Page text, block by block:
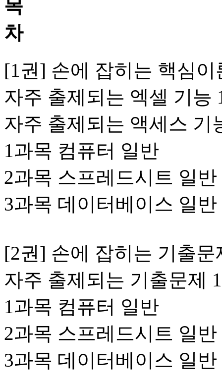
[1권] 손에 잡히는 핵심이
자주 출제되는 엑셀 기능
자주 출제되는 액세스 기
1과목 컴퓨터 일반
2과목 스프레드시트 일반
3과목 데이터베이스 일반
[2권] 손에 잡히는 기출문
자주 출제되는 기출문제
1과목 컴퓨터 일반
2과목 스프레드시트 일반
3과목 데이터베이스 일반